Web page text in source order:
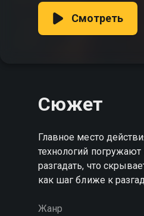
Смотреть
Сюжет
Главное место
технологий
разгадать, что
как шаг ближе к
Жанр